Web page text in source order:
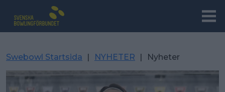
Swebowl Startsida | NYHETER | Nyheter